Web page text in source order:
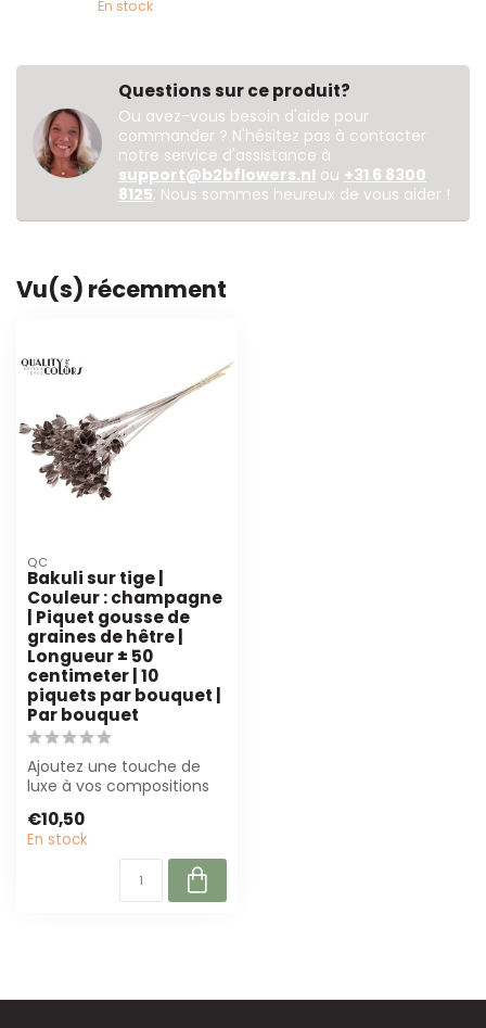
En stock
Questions sur ce produit?
Ou avez-vous besoin d'aide pour
commander ? N'hésitez pas à contacter
notre service d'assistance à
support@b2bflowers.nl ou +31 6 8300
8125. Nous sommes heureux de vous aider !
Vu(s) récemment
QC
Bakuli sur tige |
Couleur : champagne
| Piquet gousse de
graines de hêtre |
Longueur ± 50
centimeter | 10
piquets par bouquet |
Par bouquet
Ajoutez une touche de
luxe à vos compositions
tige c...
€10,50
En stock